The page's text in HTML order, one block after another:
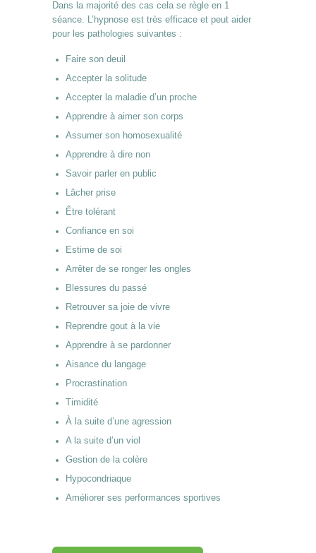
Dans la majorité des cas cela se règle en 1
séance. L’hypnose est très efficace et peut aider
pour les pathologies suivantes :
Faire son deuil
Accepter la solitude
Accepter la maladie d’un proche
Apprendre à aimer son corps
Assumer son homosexualité
Apprendre à dire non
Savoir parler en public
Lâcher prise
Être tolérant
Confiance en soi
Estime de soi
Arrêter de se ronger les ongles
Blessures du passé
Retrouver sa joie de vivre
Reprendre gout à la vie
Apprendre à se pardonner
Aisance du langage
Procrastination
Timidité
À la suite d’une agression
A la suite d’un viol
Gestion de la colère
Hypocondriaque
Améliorer ses performances sportives